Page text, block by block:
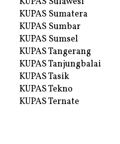
KUPAS Sumatera
KUPAS Sumbar
KUPAS Sumsel
KUPAS Tangerang
KUPAS Tanjungbalai
KUPAS Tasik
KUPAS Tekno
KUPAS Ternate